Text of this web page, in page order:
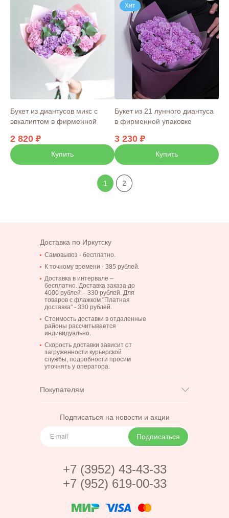
Букет из диантусов микс с
эвкалиптом в фирменной
2 820
Купить
Хит
Букет из 21 лунного диантуса
в фирменной упаковке
3 230
Купить
1 2
Доставка по Иркутску
Самовывоз - бесплатно.
К точному времени - 385 рублей.
Доставка в интервале –
бесплатно. Доставка заказа до
4000 рублей – 330 рублей. Для
товаров с флажком "Платная
доставка" - 330 рублей.
Стоимость доставки в отдаленные
районы рассчитывается
индивидуально.
Скорость доставки зависит от
загруженности курьерской
службы, подробности просим
уточнять у оператора.
Покупателям
Цветы
Корпоративным
клиентам
Оплата
Подписаться на новости и акции
Подписаться
+7 (3952) 43-43-33
+7 (952) 619-00-33